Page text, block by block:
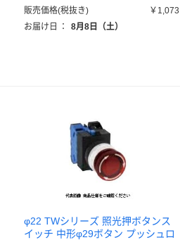
販売価格(税抜き)
￥1,073
お届け日
： 8月8日（土）
φ22 TWシリーズ 照光押ボタンス
イッチ 中形φ29ボタン プッシュロ